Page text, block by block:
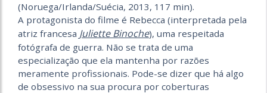
(Noruega/Irlanda/Suécia, 2013, 117 min).
A protagonista do filme é Rebecca (interpretada pela
atriz francesa Juliette Binoche), uma respeitada
fotógrafa de guerra. Não se trata de uma
especialização que ela mantenha por razões
meramente profissionais. Pode-se dizer que há algo
de obsessivo na sua procura por coberturas